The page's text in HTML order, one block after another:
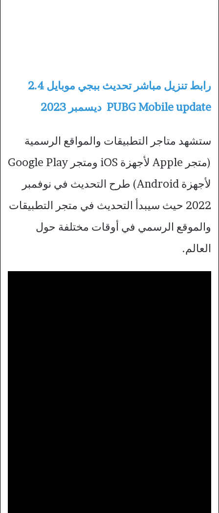
رابط تنزيل مباشر تحديث ببجي موبايل 2.4
PUBG Mobile update ديسمبر 2023
ستشهد متاجر التطبيقات والمواقع الرسمية
(متجر Apple لأجهزة iOS ومتجر Google Play
لأجهزة Android) طرح التحديث في نوفمبر
2022 حيث سيبدأ التحديث في متجر التطبيقات
والموقع الرسمي في أوقات مختلفة حول
العالم.